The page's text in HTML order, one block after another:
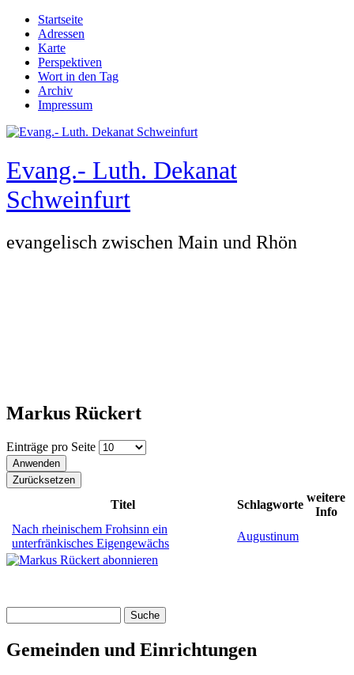
Direkt zum Inhalt
Hauptmenü
Startseite
Adressen
Karte
Perspektiven
Wort in den Tag
Archiv
Impressum
Evang.- Luth. Dekanat
Schweinfurt
evangelisch zwischen Main und Rhön
Markus Rückert
Einträge pro Seite
Titel Schlagworte
weitere
Info
Nach rheinischem Frohsinn ein
unterfränkisches Eigengewächs
Augustinum
Gemeinden und Einrichtungen